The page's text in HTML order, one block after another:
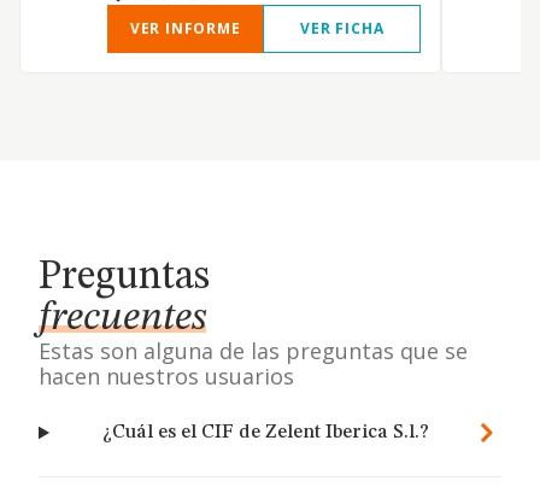
VER INFORME
VER FICHA
Preguntas
frecuentes
Estas son alguna de las preguntas que se
hacen nuestros usuarios
¿Cuál es el CIF de Zelent Iberica S.l.?